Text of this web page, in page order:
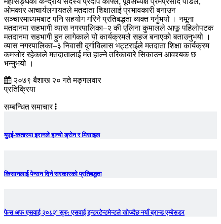
ओमकार आचार्यलगायतले मतदाता शिक्षालाई प्रभावकारी बनाउन
सञ्चारमाध्यमबाट पनि सहयोग गरिने प्रतिबद्धता व्यक्त गर्नुभयो । नमूना
मतदानमा सहभागी व्यास नगरपालिका–२ की एलिना कुमालले आफू पहिलोपटक
मतदानमा सहभागी हुन लागेकाले यो कार्यक्रमले सहज बनाएको बताउनुभयो ।
व्यास नगरपालिका–३ निवासी दुर्गाविलास भट्टराईले मतदाता शिक्षा कार्यक्रम
कमजोर रहेकाले मतदातालाई मत हाल्ने तरिकाबारे सिकाउन आवश्यक छ
भन्नुुभयो ।
२०७९ बैशाख २० गते मङ्गलवार
प्रतिक्रिया
सम्बन्धित समाचार
युएई-कतारमा इरानले हान्यो ड्रोन र मिसाइल
किसानलाई पेन्सन दिने सरकारको प्रतिबद्धता
फेस अफ एसवाई २०८२’ सुरु: एसवाई इन्टरटेन्टमेन्टले खोज्दैछ नयाँ ब्रान्ड एम्बेसडर